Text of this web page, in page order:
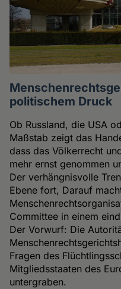
politischem Druck
Ob Russland, die USA
Maßstab zeigt das
dass das Völkerrecht
mehr ernst genommen
Der verhängnisvolle
Ebene fort, Darauf
Committee in einem
Der Vorwurf: Die
Fragen des
Mitgliedsstaaten des
untergraben.